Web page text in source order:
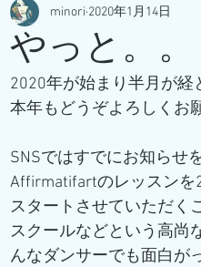
やっと。。
minori 2020年1月14日
2020年が始まり半月が経
本年もどうぞよろしくお
SNSではすでにお知らせ
Affirmatifartのレッスンを
スタートさせていただく
スクールなどという高尚
んなダンサーでも面白が